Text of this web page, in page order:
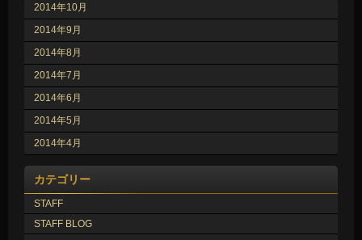
2014年10月
2014年9月
2014年8月
2014年7月
2014年6月
2014年5月
2014年4月
カテゴリー
STAFF
STAFF BLOG